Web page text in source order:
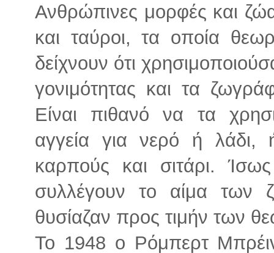
Ανθρώπινες μορφές και ζώα,
και ταύροι, τα οποία
δείχνουν ότι
γονιμότητας και τα
Είναι πιθανό να τα
αγγεία για νερό ή
καρπούς και σιτάρι.
συλλέγουν το αίμα
θυσίαζαν προς τιμήν των
Το 1948 ο Ρόμπερτ